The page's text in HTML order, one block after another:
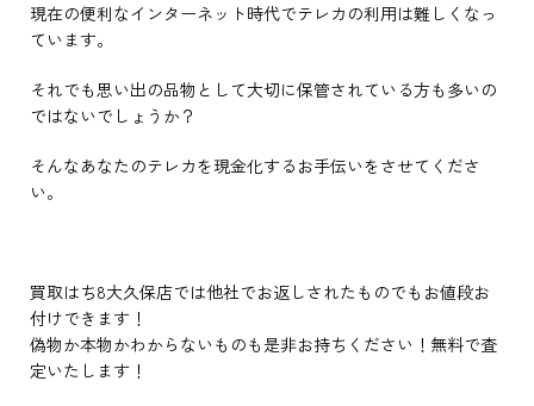
現在の便利なインターネット時代でテレカの利用は難しくなっ
ています。
それでも思い出の品物として大切に保管されている方も多いの
ではないでしょうか？
そんなあなたのテレカを現金化するお手伝いをさせてくださ
い。
買取はち8大久保店では他社でお返しされたものでもお値段お
付けできます！
偽物か本物かわからないものも是非お持ちください！無料で査
定いたします！